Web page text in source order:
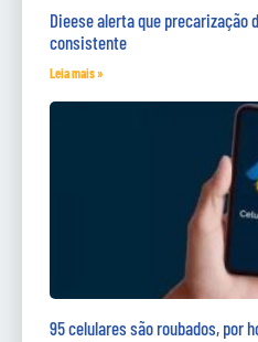
Dieese alerta que precarização
consistente
Leia mais »
95 celulares são roubados, por